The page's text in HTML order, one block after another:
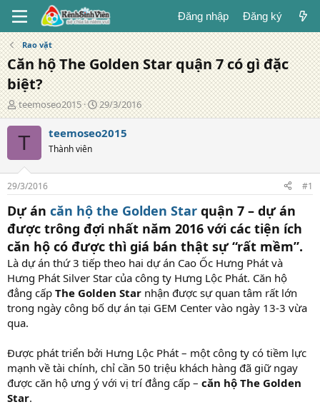
Đăng nhập Đăng ký
Rao vặt
Căn hộ The Golden Star quận 7 có gì đặc
biệt?
T
á
c
ả
teemoseo2015
N
g
à
g
29/3/2016
T teemoseo2015
Thành viên
29/3/2016 #1
Dự án căn hộ the Golden Star quận 7 – dự án
được trông đợi nhất năm 2016 với các tiện ích
căn hộ có được thì giá bán thật sự “rất mềm”.
Là dự án thứ 3 tiếp theo hai dự án Cao Ốc Hưng Phát và
Hưng Phát Silver Star của công ty Hưng Lộc Phát. Căn hộ
đẳng cấp The Golden Star nhận được sự quan tâm rất lớn
trong ngày công bố dự án tại GEM Center vào ngày 13-3 vừa
qua.
Được phát triển bởi Hưng Lộc Phát – một công ty có tiềm lực
mạnh về tài chính, chỉ cần 50 triệu khách hàng đã giữ ngay
được căn hộ ưng ý với vị trí đẳng cấp – căn hộ The Golden
Star.